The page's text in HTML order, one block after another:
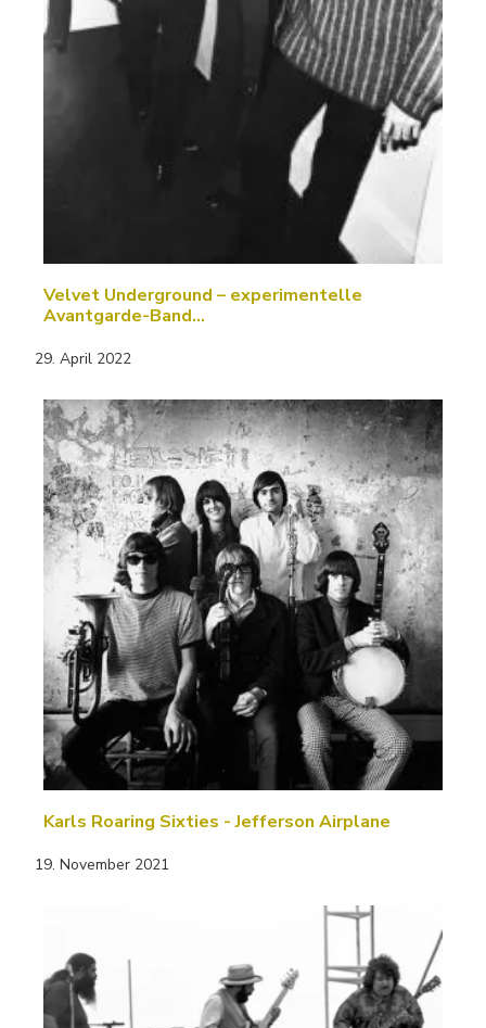
Velvet Underground – experimentelle
Avantgarde-Band…
29. April 2022
Karls Roaring Sixties - Jefferson Airplane
19. November 2021